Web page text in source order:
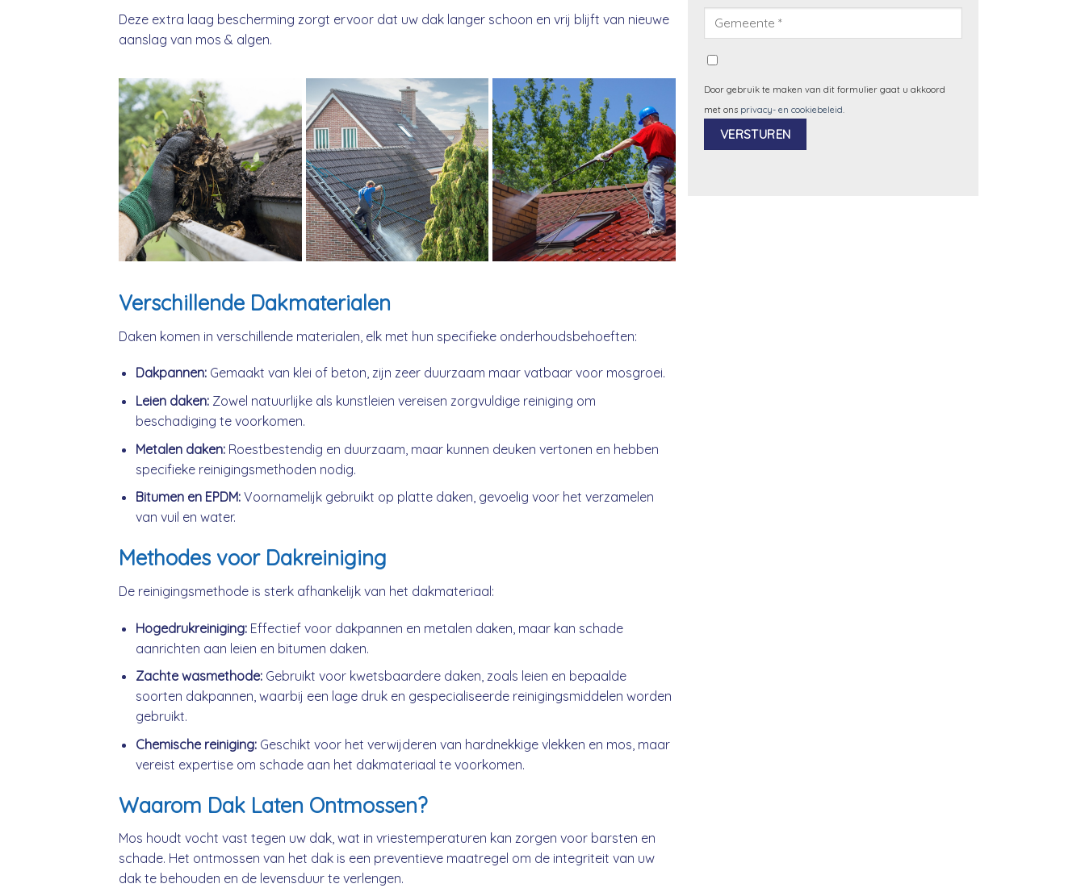
Deze extra laag bescherming zorgt ervoor dat uw dak langer schoon en vrij blijft van nieuwe
aanslag van mos & algen.
Verschillende Dakmaterialen
Daken komen in verschillende materialen, elk met hun specifieke onderhoudsbehoeften:
Dakpannen:Gemaakt van klei of beton, zijn zeer duurzaam maar vatbaar voor mosgroei.
Leien daken:Zowel natuurlijke als kunstleien vereisen zorgvuldige reiniging om
beschadiging te voorkomen.
Metalen daken:Roestbestendig en duurzaam, maar kunnen deuken vertonen en hebben
specifieke reinigingsmethoden nodig.
Bitumen en EPDM:Voornamelijk gebruikt op platte daken, gevoelig voor het verzamelen
van vuil en water.
Methodes voor Dakreiniging
De reinigingsmethode is sterk afhankelijk van het dakmateriaal:
Hogedrukreiniging:Effectief voor dakpannen en metalen daken, maar kan schade
aanrichten aan leien en bitumen daken.
Zachte wasmethode:Gebruikt voor kwetsbaardere daken, zoals leien en bepaalde
soorten dakpannen, waarbij een lage druk en gespecialiseerde reinigingsmiddelen worden
gebruikt.
Chemische reiniging:Geschikt voor het verwijderen van hardnekkige vlekken en mos, maar
vereist expertise om schade aan het dakmateriaal te voorkomen.
Waarom Dak Laten Ontmossen?
Mos houdt vocht vast tegen uw dak, wat in vriestemperaturen kan zorgen voor barsten en
schade. Het ontmossen van het dak is een preventieve maatregel om de integriteit van uw
dak te behouden en de levensduur te verlengen.
Door gebruik te maken van dit formulier gaat u akkoord
met ons privacy- en cookiebeleid.